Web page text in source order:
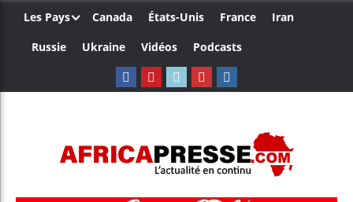
Les Pays Canada États-Unis France
Iran
Russie
Ukraine Vidéos Podcasts